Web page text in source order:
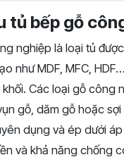
tủ bếp gỗ
nghiệp là loại tủ
như MDF, MFC,
Các loại gỗ công
gỗ, dăm gỗ hoặc
dụng và ép dưới
và khả năng chống